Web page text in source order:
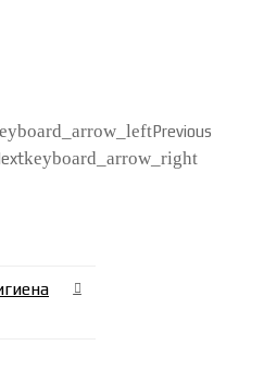
Previous
keyboard_arrow_right